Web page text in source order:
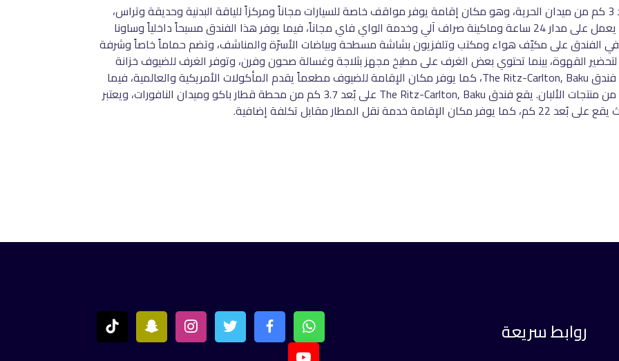
يقع فندق The Ritz-Carlton, Baku في باكو، وعلى بُعد 3 كم من ميدان الحرية، وهو مكان إقامة يوفر مواقف خاصة للسيارات مجاناً ومركزاً للياقة البدنية وحديقة وتراس،
كما يوفر هذا الفندق المصنف 5 نجوم مكتباً للاستقبال يعمل على مدار 24 ساعة وماكينة صراف آلي وخدمة الواي فاي مجاناً، فيما يوفر هذا الفندق مسبحاً داخلياً وساونا
الفندق على مكيّف هواء ومكتب وتلفزيون بشاشة مسطحة وبياضات الأسرّة والمناشف، وتضم حماماً خاصاً وشرفة
لتحضير القهوة، بينما تحتوي بعض الغرف على مطبخ مجهز بثلاجة وغسالة صحون وفرن، وتوفر الغرف للضيوف خزانة
ملابس وغلاية. يتم تقديم إفطار كونتيننتال كل صباح في فندق The Ritz-Carlton, Baku، كما يوفر مكان الإقامة للضيوف مطعماً يقدم المأكولات الأمريكية والعالمية، فيما
يمكن أيضاً طلب خيارات مأكولات نباتية ومأكولات خالية من منتجات الألبان. يقع فندق The Ritz-Carlton, Baku على بُعد 3.7 كم من محطة قطار باكو وميدان النافورات، ويعتبر
مقابل تكلفة إضافية.
روابط سريعة